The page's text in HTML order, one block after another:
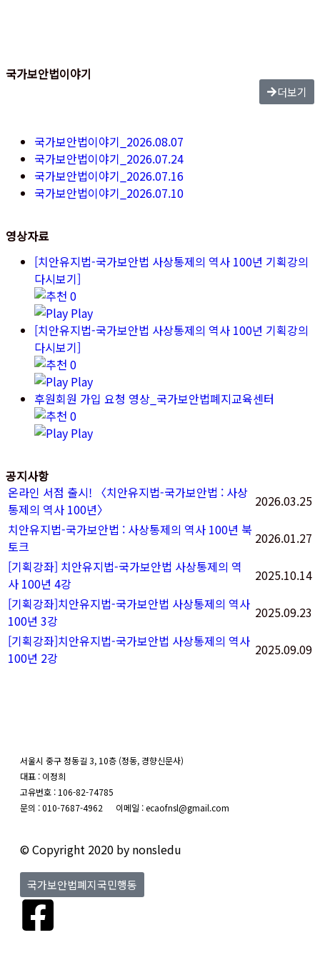
국가보안법이야기
더보기
국가보안법이야기_2026.08.07
국가보안법이야기_2026.07.24
국가보안법이야기_2026.07.16
국가보안법이야기_2026.07.10
영상자료
[치안유지법-국가보안법 사상통제의 역사 100년 기획강의
다시보기]
0
Play
[치안유지법-국가보안법 사상통제의 역사 100년 기획강의
다시보기]
0
Play
후원회원 가입 요청 영상_국가보안법폐지교육센터
0
Play
공지사항
온라인 서점 출시! 〈치안유지법-국가보안법 : 사상
통제의 역사 100년〉
2026.03.25
치안유지법-국가보안법 : 사상통제의 역사 100년 북
토크
2026.01.27
[기획강좌] 치안유지법-국가보안법 사상통제의 역
사 100년 4강
2025.10.14
[기획강좌]치안유지법-국가보안법 사상통제의 역사
100년 3강
2025.09.23
[기획강좌]치안유지법-국가보안법 사상통제의 역사
100년 2강
2025.09.09
서울시 중구 정동길 3, 10층 (정동, 경향신문사)
대표 : 이정희
고유번호 : 106-82-74785
문의 : 010-7687-4962 이메일 : ecaofnsl@gmail.com
© Copyright 2020 by nonsledu
국가보안법폐지국민행동